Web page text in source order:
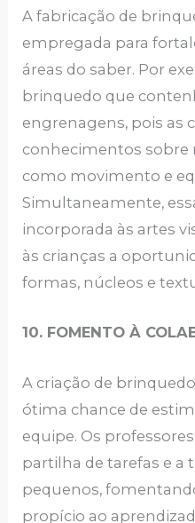
A fabricação de
empregada para
áreas do saber. Por
brinquedo que
engrenagens, pois as
conhecimentos sobre
como movimento e
Simultaneamente,
incorporada às artes
às crianças a
formas, núcleos e
10. FOMENTO À
A criação de
ótima chance de
equipe. Os
partilha de tarefas e a
pequenos,
propício ao